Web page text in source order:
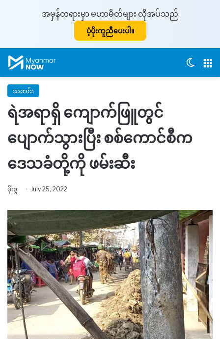
အမှန်တရားမှာ မဟာမိတ်များ လိုအပ်သည်
ပံ့ပိုးကူညီပေးပါ။
သတင်း
ရဲအရာရှိ ကျောက်ဖြူတွင်
ပျောက်သွားပြီး စစ်ကောင်စီက
ဒေသခံတို့ကို ဖမ်းဆီး
ပိုးဥ July 25, 2022